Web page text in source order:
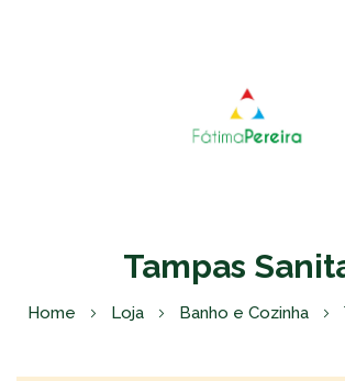
Tampas
Home Loja Banho e Cozinha